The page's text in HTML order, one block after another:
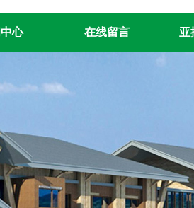
心 在线留言 亚